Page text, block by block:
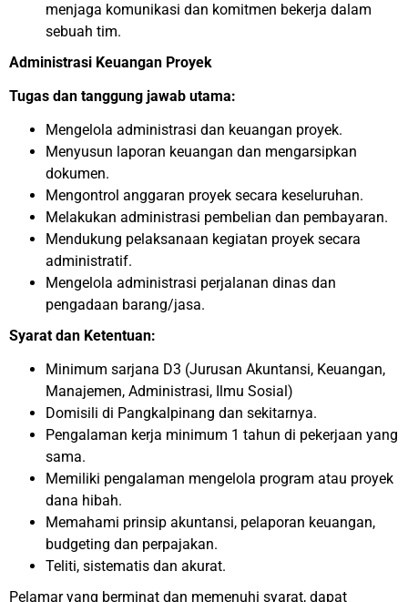
menjaga komunikasi dan komitmen bekerja dalam
sebuah tim.
Administrasi Keuangan Proyek
Tugas dan tanggung jawab utama:
Mengelola administrasi dan keuangan proyek.
Menyusun laporan keuangan dan mengarsipkan
dokumen.
Mengontrol anggaran proyek secara keseluruhan.
Melakukan administrasi pembelian dan pembayaran.
Mendukung pelaksanaan kegiatan proyek secara
administratif.
Mengelola administrasi perjalanan dinas dan
pengadaan barang/jasa.
Syarat dan Ketentuan:
Minimum sarjana D3 (Jurusan Akuntansi, Keuangan,
Manajemen, Administrasi, Ilmu Sosial)
Domisili di Pangkalpinang dan sekitarnya.
Pengalaman kerja minimum 1 tahun di pekerjaan yang
sama.
Memiliki pengalaman mengelola program atau proyek
dana hibah.
Memahami prinsip akuntansi, pelaporan keuangan,
budgeting dan perpajakan.
Teliti, sistematis dan akurat.
Pelamar yang berminat dan memenuhi syarat, dapat